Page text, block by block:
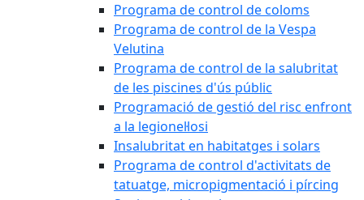
Programa de control de coloms
Programa de control de la Vespa
Velutina
Programa de control de la salubritat
de les piscines d'ús públic
Programació de gestió del risc enfront
a la legionel·losi
Insalubritat en habitatges i solars
Programa de control d'activitats de
tatuatge, micropigmentació i pírcing